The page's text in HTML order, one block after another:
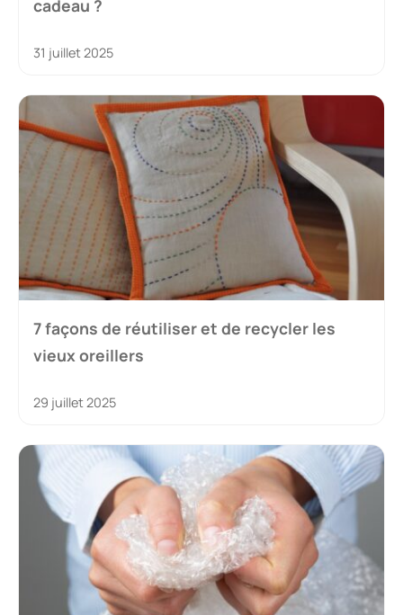
cadeau ?
31 juillet 2025
7 façons de réutiliser et de recycler les
vieux oreillers
29 juillet 2025